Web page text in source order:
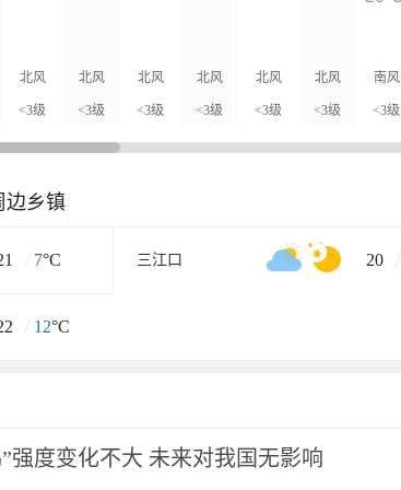
北风
<3级
北风
<3级
北风
<3级
北风
<3级
北风
<3级
北风
<3级
南风
<3级
边乡镇
/ 7°C 三江口 20 /
/ 12°C
强度变化不大 未来对我国无影响